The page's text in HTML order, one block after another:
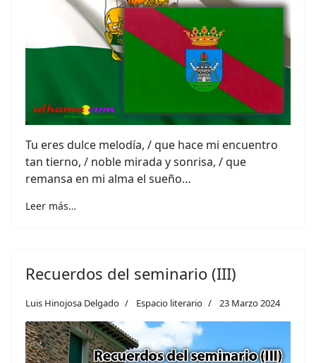
Tu eres dulce melodía, / que hace mi encuentro
tan tierno, / noble mirada y sonrisa, / que
remansa en mi alma el sueño…
Leer más…
Recuerdos del seminario (III)
Luis Hinojosa Delgado Espacio literario 23 Marzo 2024